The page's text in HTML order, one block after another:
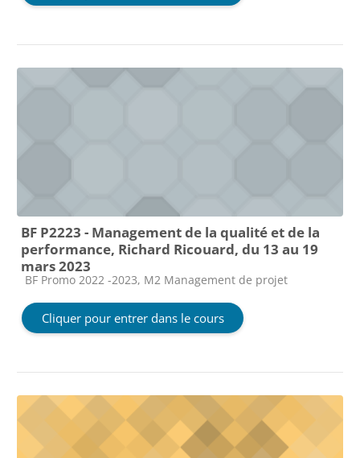
BF P2223 - Management de la qualité et de la
performance, Richard Ricouard, du 13 au 19
mars 2023
Catégorie de cours
BF Promo 2022 -2023, M2 Management de projet
Cliquer pour entrer dans le cours